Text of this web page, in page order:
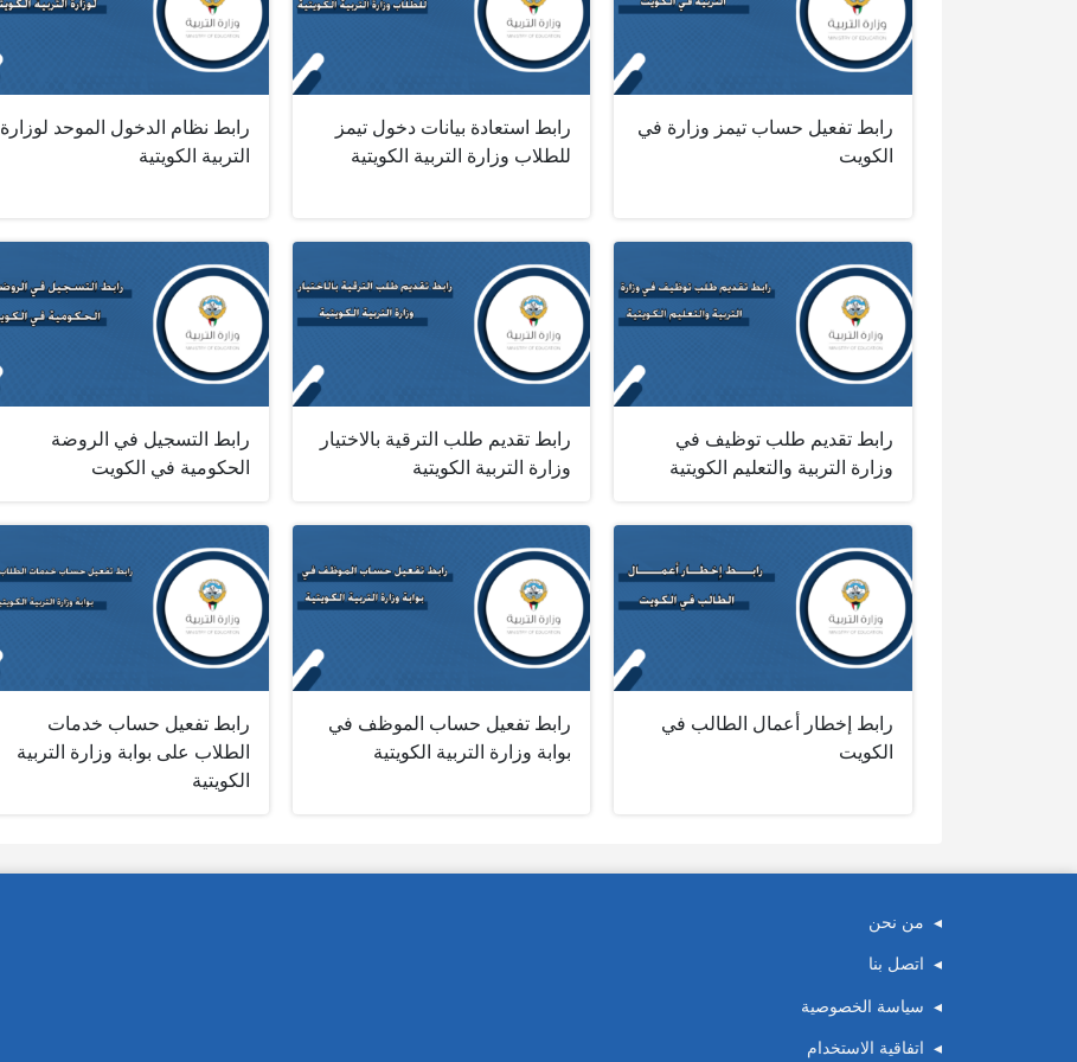
رابط تفعيل حساب تيمز وزارة في
الكويت
رابط استعادة بيانات دخول تيمز
للطلاب وزارة التربية الكويتية
رابط نظام الدخول الموحد لوزارة
التربية الكويتية
رابط تقديم طلب توظيف في
وزارة التربية والتعليم الكويتية
رابط تقديم طلب الترقية بالاختيار
وزارة التربية الكويتية
رابط التسجيل في الروضة
الحكومية في الكويت
رابط إخطار أعمال الطالب في
الكويت
رابط تفعيل حساب الموظف في
بوابة وزارة التربية الكويتية
رابط تفعيل حساب خدمات
الطلاب على بوابة وزارة التربية
الكويتية
من نحن
اتصل بنا
سياسة الخصوصية
اتفاقية الاستخدام